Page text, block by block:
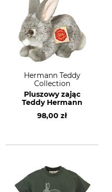
Hermann Teddy
Collection
Pluszowy zając
Teddy Hermann
98,00 zł